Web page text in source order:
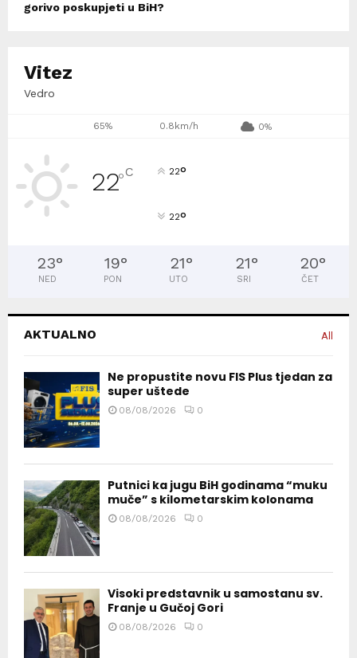
gorivo poskupjeti u BiH?
Vitez
Vedro
65% 0.8km/h 0%
22°C 22°
22°
23°
NED
19°
PON
21°
UTO
21°
SRI
20°
ČET
AKTUALNO All
Ne propustite novu FIS Plus tjedan za
super uštede
08/08/2026 0
Putnici ka jugu BiH godinama “muku
muče” s kilometarskim kolonama
08/08/2026 0
Visoki predstavnik u samostanu sv.
Franje u Gučoj Gori
08/08/2026 0